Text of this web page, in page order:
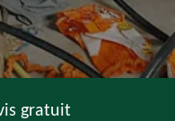
gratuit